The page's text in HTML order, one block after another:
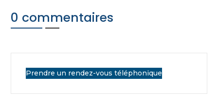
0 commentaires
Prendre un rendez-vous téléphonique